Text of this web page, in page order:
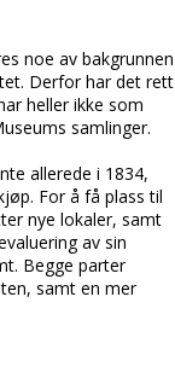
noe av bakgrunnen
Derfor har det rett
heller ikke som
samlinger.
allerede i 1834,
For å få plass til
nye lokaler, samt
av sin
Begge parter
samt en mer